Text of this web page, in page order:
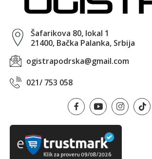
Šafarikova 80, lokal 1
21400, Bačka Palanka, Srbija
ogistrapodrska@gmail.com
021/ 753 058